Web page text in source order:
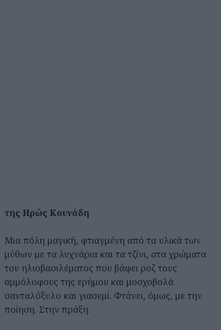
της Ηρώς Κουνάδη
Μια πόλη μαγική, φτιαγμένη από τα υλικά των
μύθων με τα λυχνάρια και τα τζίνι, στα χρώματα
του ηλιοβασιλέματος που βάφει ροζ τους
αμμόλοφους της ερήμου και μοσχοβολά
σανταλόξυλο και γιασεμί. Φτάνει, όμως, με την
ποίηση. Στην πράξη.